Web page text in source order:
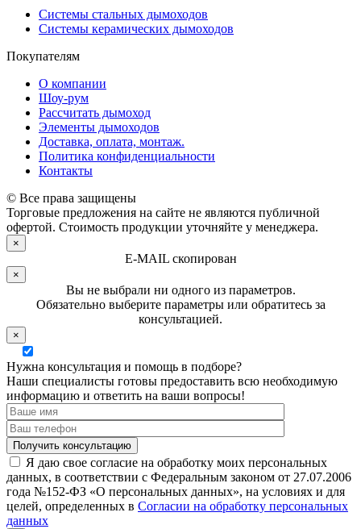
Системы стальных дымоходов
Системы керамических дымоходов
Покупателям
О компании
Шоу-рум
Рассчитать дымоход
Элементы дымоходов
Доставка, оплата, монтаж.
Политика конфиденциальности
Контакты
© Все права защищены
Торговые предложения на сайте не являются публичной
офертой. Стоимость продукции уточняйте у менеджера.
×
E-MAIL скопирован
×
Вы не выбрали ни одного из параметров.
Обязательно выберите параметры или обратитесь за
консультацией.
×
Нужна консультация и помощь в подборе?
Наши специалисты готовы предоставить всю необходимую
информацию и ответить на ваши вопросы!
Я даю свое согласие на обработку моих персональных
данных, в соответствии с Федеральным законом от 27.07.2006
года №152-ФЗ «О персональных данных», на условиях и для
целей, определенных в Согласии на обработку персональных
данных